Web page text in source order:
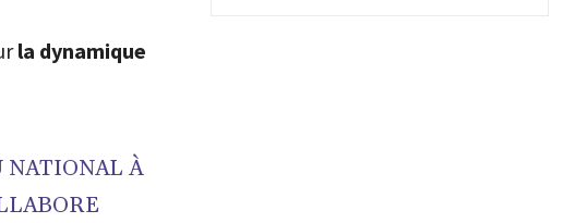
la dynamique
NATIONAL À